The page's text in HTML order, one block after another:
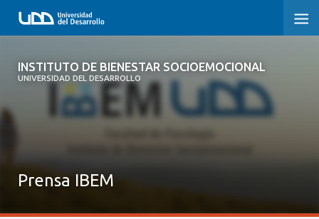
INSTITUTO DE BIENESTAR SOCIOEMOCIONAL
UNIVERSIDAD DEL DESARROLLO
INSTITUTO DE BIENESTAR
SOCIOEMOCIONAL
FORMAR
Prensa IBEM